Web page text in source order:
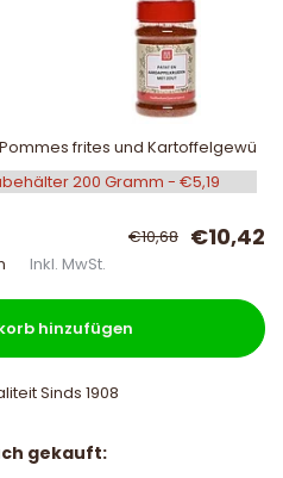
Pommes frites und Kartoffelgewürz
€10,68 €10,42
Inkl. MwSt.
hinzufügen
Sinds 1908
gekauft: